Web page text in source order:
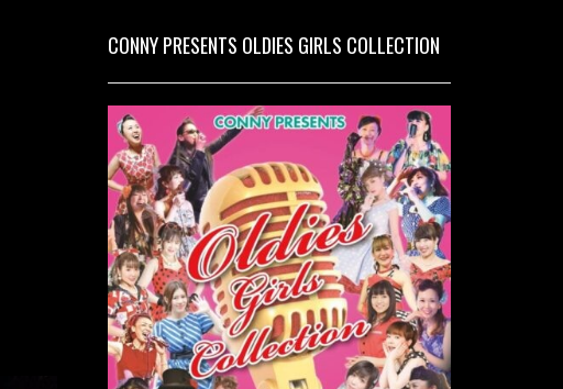
CONNY PRESENTS OLDIES GIRLS COLLECTION